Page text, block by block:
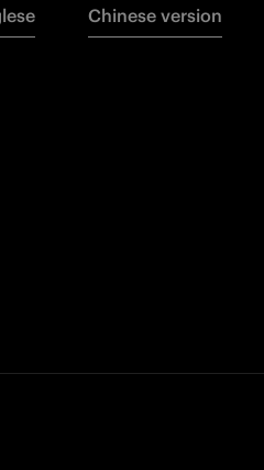
Chinese version